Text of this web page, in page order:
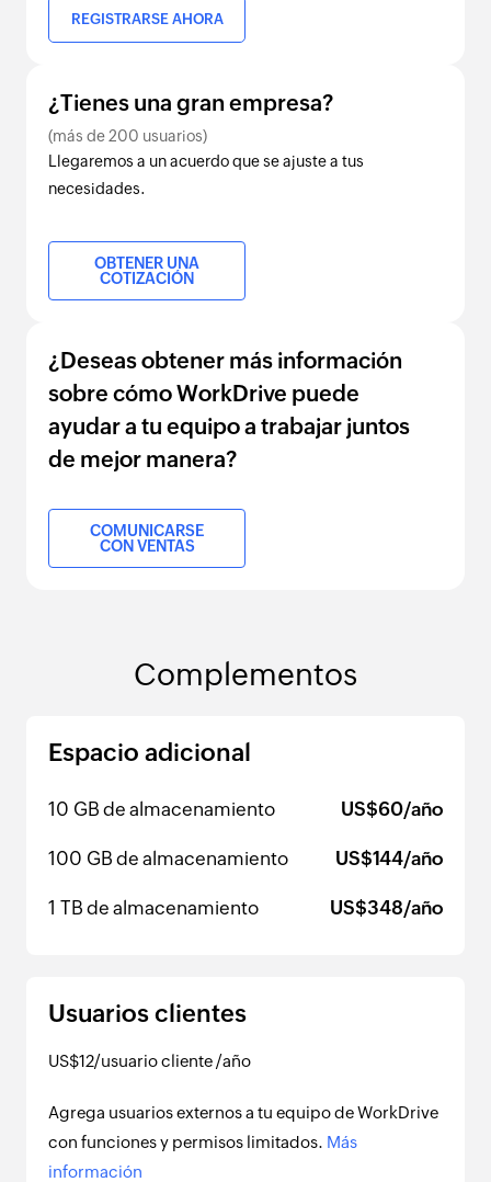
REGISTRARSE AHORA
¿Tienes una gran empresa?
(más de 200 usuarios)
Llegaremos a un acuerdo que se ajuste a tus
necesidades.
OBTENER UNA
COTIZACIÓN
¿Deseas obtener más información
sobre cómo WorkDrive puede
ayudar a tu equipo a trabajar juntos
de mejor manera?
COMUNICARSE
CON VENTAS
Complementos
Espacio adicional
10 GB de almacenamiento US$60/año
100 GB de almacenamiento US$144/año
1 TB de almacenamiento US$348/año
Usuarios clientes
US$12/usuario cliente/año
Agrega usuarios externos a tu equipo de WorkDrive
con funciones y permisos limitados. Más
información